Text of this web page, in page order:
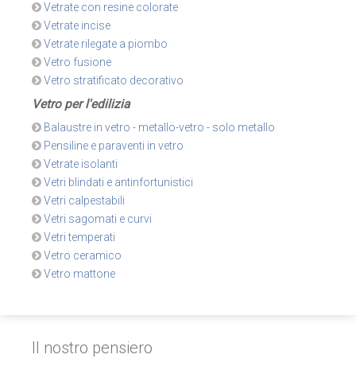
Vetrate con resine colorate
Vetrate incise
Vetrate rilegate a piombo
Vetro fusione
Vetro stratificato decorativo
Vetro per l'edilizia
Balaustre in vetro - metallo-vetro - solo metallo
Pensiline e paraventi in vetro
Vetrate isolanti
Vetri blindati e antinfortunistici
Vetri calpestabili
Vetri sagomati e curvi
Vetri temperati
Vetro ceramico
Vetro mattone
Il nostro pensiero